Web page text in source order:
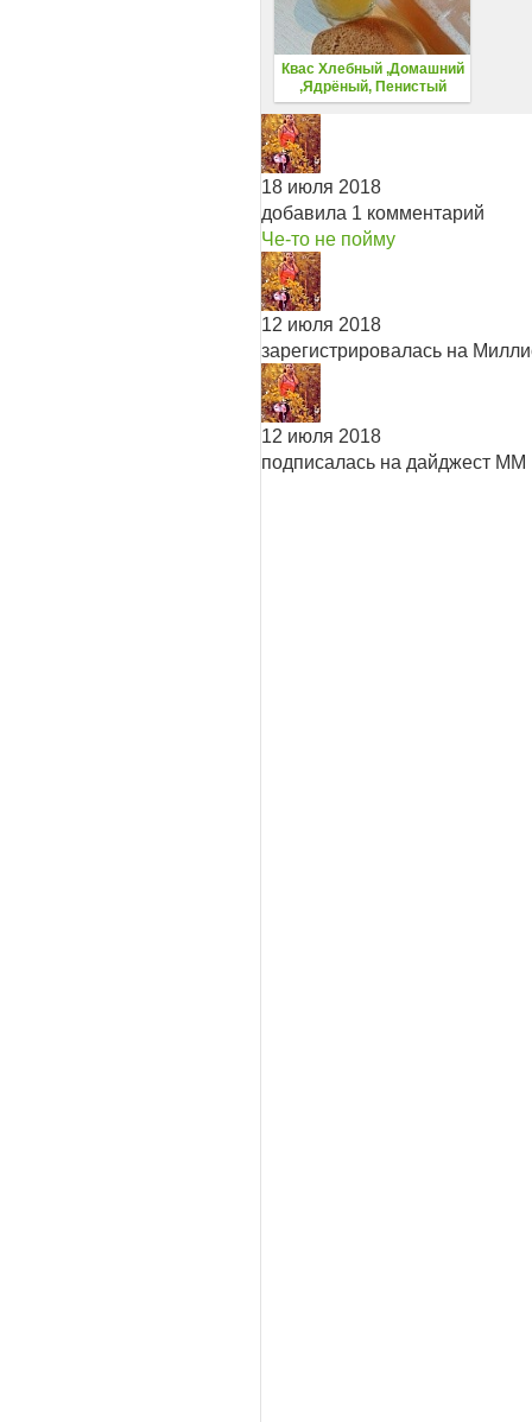
Квас Хлебный ,Домашний
,Ядрёный, Пенистый
18 июля 2018
добавила 1 комментарий
Че-то не пойму
12 июля 2018
зарегистрировалась на
12 июля 2018
подписалась на дайджест ММ